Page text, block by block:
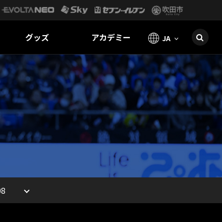
グッズ アカデミー JA